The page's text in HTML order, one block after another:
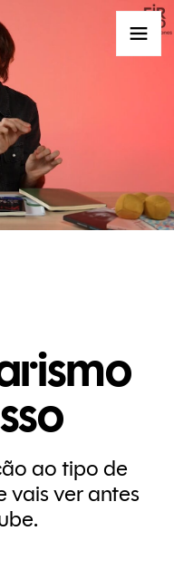
ao tipo de
ver antes